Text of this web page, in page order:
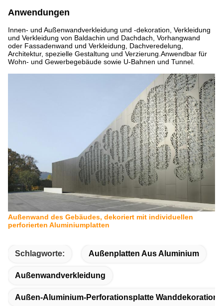
Anwendungen
Innen- und Außenwandverkleidung und -dekoration, Verkleidung
und Verkleidung von Baldachin und Dachdach, Vorhangwand
oder Fassadenwand und Verkleidung, Dachveredelung,
Architektur, spezielle Gestaltung und Verzierung.Anwendbar für
Wohn- und Gewerbegebäude sowie U-Bahnen und Tunnel.
Außenwand des Gebäudes, dekoriert mit individuellen
perforierten Aluminiumplatten
Schlagworte: Außenplatten Aus Aluminium
Außenwandverkleidung
Außen-Aluminium-Perforationsplatte Wanddekoration